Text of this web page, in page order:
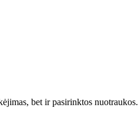
bet ir pasirinktos nuotraukos.